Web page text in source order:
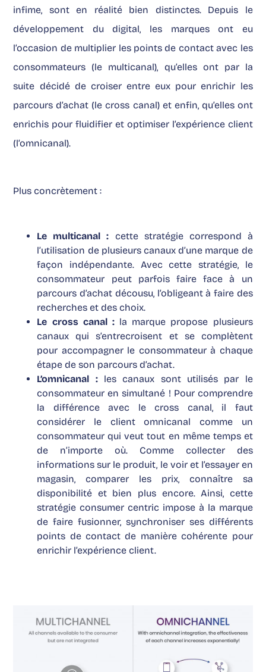
infime, sont en réalité bien distinctes. Depuis le
développement du digital, les marques ont eu
l’occasion de multiplier les points de contact avec les
consommateurs (le multicanal), qu’elles ont par la
suite décidé de croiser entre eux pour enrichir les
parcours d’achat (le cross canal) et enfin, qu’elles ont
enrichis pour fluidifier et optimiser l’expérience client
(l’omnicanal).
Plus concrètement :
Le multicanal : cette stratégie correspond à
l’utilisation de plusieurs canaux d’une marque de
façon indépendante. Avec cette stratégie, le
consommateur peut parfois faire face à un
parcours d’achat décousu, l’obligeant à faire des
recherches et des choix.
Le cross canal :la marque propose plusieurs
canaux qui s’entrecroisent et se complètent
pour accompagner le consommateur à chaque
étape de son parcours d’achat.
L’omnicanal :les canaux sont utilisés par le
consommateur en simultané ! Pour comprendre
la différence avec le cross canal, il faut
considérer le client omnicanal comme un
consommateur qui veut tout en même temps et
de n’importe où. Comme collecter des
informations sur le produit, le voir et l’essayer en
magasin, comparer les prix, connaître sa
disponibilité et bien plus encore. Ainsi, cette
stratégie consumer centric impose à la marque
de faire fusionner, synchroniser ses différents
points de contact de manière cohérente pour
enrichir l’expérience client.